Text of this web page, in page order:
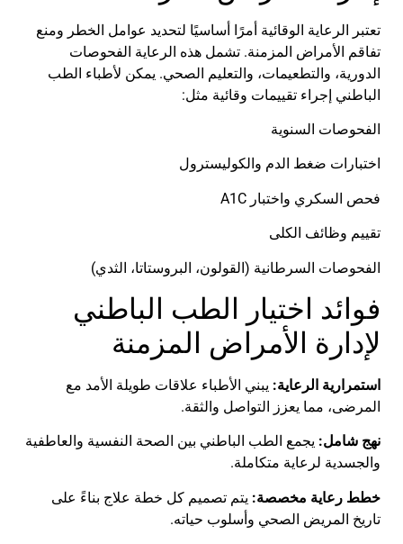
تعتبر الرعاية الوقائية أمرًا أساسيًا لتحديد عوامل الخطر ومنع
تفاقم الأمراض المزمنة. تشمل هذه الرعاية الفحوصات
الدورية، والتطعيمات، والتعليم الصحي. يمكن لأطباء الطب
الباطني إجراء تقييمات وقائية مثل:
الفحوصات السنوية
اختبارات ضغط الدم والكوليسترول
فحص السكري واختبار A1C
تقييم وظائف الكلى
الفحوصات السرطانية (القولون، البروستاتا، الثدي)
فوائد اختيار الطب الباطني
لإدارة الأمراض المزمنة
استمرارية الرعاية: يبني الأطباء علاقات طويلة الأمد مع
المرضى، مما يعزز التواصل والثقة.
نهج شامل: يجمع الطب الباطني بين الصحة النفسية والعاطفية
والجسدية لرعاية متكاملة.
خطط رعاية مخصصة: يتم تصميم كل خطة علاج بناءً على
تاريخ المريض الصحي وأسلوب حياته.